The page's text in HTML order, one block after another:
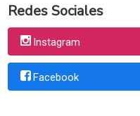
Redes Sociales
Instagram
Facebook